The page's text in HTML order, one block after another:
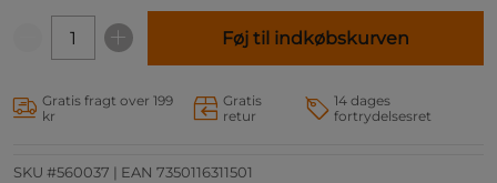
Føj til indkøbskurven
Gratis fragt over 199
kr
Gratis
retur
14 dages
fortrydelsesret
SKU #560037 | EAN 7350116311501